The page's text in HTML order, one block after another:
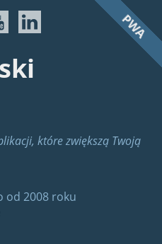
PWA
które zwiększą Twoją
od 2008 roku